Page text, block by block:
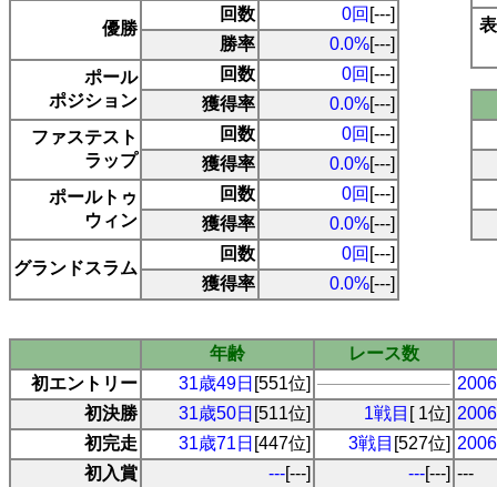
優勝
回数 0回 [---]
勝率
0.0%[---]
ポール
ポジション
回数 0回 [---]
獲得率
0.0%[---]
ファステスト
ラップ
回数 0回 [---]
獲得率
0.0%[---]
ポールトゥ
ウィン
回数 0回 [---]
獲得率
0.0%[---]
グランドスラム
回数 0回 [---]
獲得率
0.0%[---]
年齢
レース数
初エントリー
31歳49日 [551位]
初決勝
31歳50日 [511位] 1戦目 [ 1位]
初完走
31歳71日 [447位] 3戦目 [527位]
初入賞
---[---] ---[---] ---